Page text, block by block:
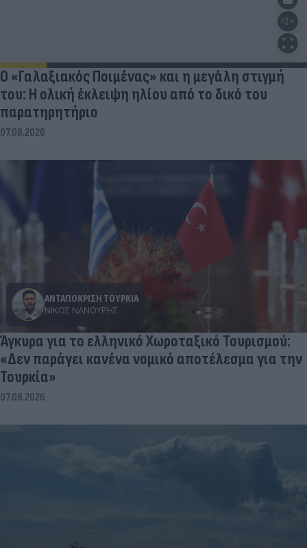
Ο «Γαλαξιακός Ποιμένας» και η μεγάλη στιγμή
του: Η ολική έκλειψη ηλίου από το δικό του
παρατηρητήριο
07.08.2026
ΑΝΤΑΠΟΚΡΙΣΗ ΤΟΥΡΚΙΑ
ΝΊΚΟΣ ΝΑΝΟΎΡΗΣ
Άγκυρα για το ελληνικό Χωροταξικό Τουρισμού:
«Δεν παράγει κανένα νομικό αποτέλεσμα για την
Τουρκία»
07.08.2026